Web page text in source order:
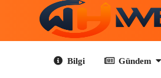
Bilgi Gündem